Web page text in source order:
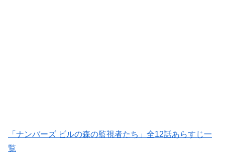
「ナンバーズ ビルの森の監視者たち」全12話あらすじ一
覧